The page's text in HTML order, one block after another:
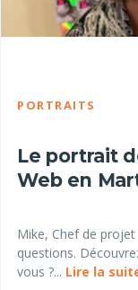
PORTRAITS
Le portrait
Web en
Mike, Chef de
questions.
vous ?... Lire la